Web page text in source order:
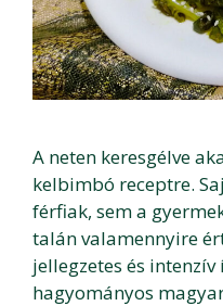
A neten keresgélve
kelbimbó receptre.
férfiak, sem a
talán valamennyire
jellegzetes és intenzív
hagyományos